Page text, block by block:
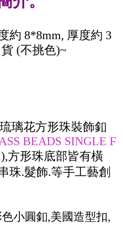
約 8*8mm, 厚度約 3
(不挑色)~
璃花方形珠裝飾釦
BEADS SINGLE F
),方形珠底部皆有橫
珠.髮飾.等手工藝創
小圓釦,美國造型扣,